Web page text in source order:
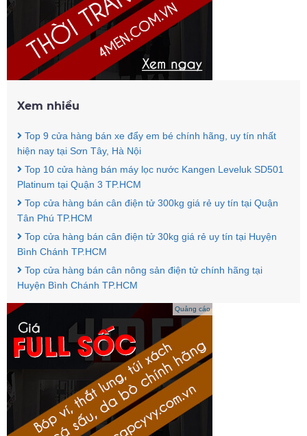
Xem nhiều
Top 9 cửa hàng bán xe đẩy em bé chính hãng, uy tín nhất
hiện nay tại Sơn Tây, Hà Nội
Top 10 cửa hàng bán máy lọc nước Kangen Leveluk SD501
Platinum tại Quận 3 TP.HCM
Top cửa hàng bán cân điện tử 300kg giá rẻ uy tín tại Quận
Tân Phú TP.HCM
Top cửa hàng bán cân điện tử 30kg giá rẻ uy tín tại Huyện
Bình Chánh TP.HCM
Top cửa hàng bán cân nông sản điện tử chính hãng tại
Huyện Bình Chánh TP.HCM
Quảng cáo